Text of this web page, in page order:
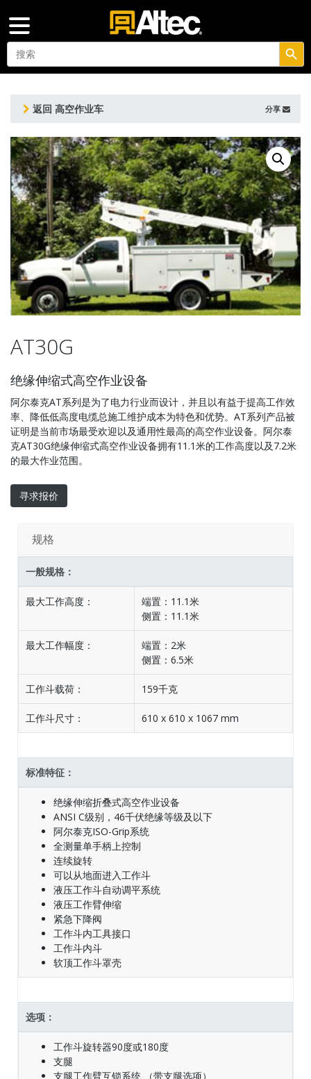
Search
for:
搜索按钮
返回 高空作业车 分享
AT30G
绝缘伸缩式高空作业设备
阿尔泰克AT系列是为了电力行业而设计，并且以有益于提高工作效
率、降低低高度电缆总施工维护成本为特色和优势。AT系列产品被
证明是当前市场最受欢迎以及通用性最高的高空作业设备。阿尔泰
克AT30G绝缘伸缩式高空作业设备拥有11.1米的工作高度以及7.2米
的最大作业范围。
寻求报价
规格
一般规格：
最大工作高度：
端置：11.1米
侧置：11.1米
最大工作幅度：
端置：2米
侧置：6.5米
工作斗载荷： 159千克
工作斗尺寸： 610 x 610 x 1067 mm
标准特征：
绝缘伸缩折叠式高空作业设备
ANSI C级别，46千伏绝缘等级及以下
阿尔泰克ISO-Grip系统
全测量单手柄上控制
连续旋转
可以从地面进入工作斗
液压工作斗自动调平系统
液压工作臂伸缩
紧急下降阀
工作斗内工具接口
工作斗内斗
软顶工作斗罩壳
选项：
工作斗旋转器90度或180度
支腿
支腿工作臂互锁系统 （带支腿选项）